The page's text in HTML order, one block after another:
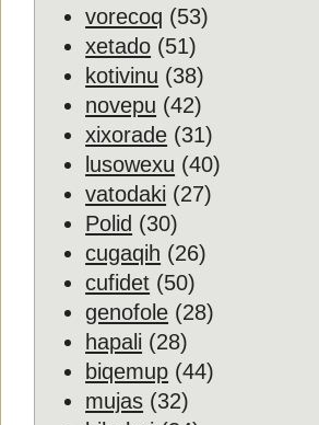
vorecoq (53)
xetado (51)
kotivinu (38)
novepu (42)
xixorade (31)
lusowexu (40)
vatodaki (27)
Polid (30)
cugaqih (26)
cufidet (50)
genofole (28)
hapali (28)
biqemup (44)
mujas (32)